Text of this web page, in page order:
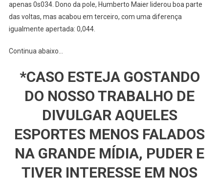
apenas 0s034. Dono da pole, Humberto Maier liderou boa parte
das voltas, mas acabou em terceiro, com uma diferença
igualmente apertada: 0,044.
Continua abaixo…
*CASO ESTEJA GOSTANDO
DO NOSSO TRABALHO DE
DIVULGAR AQUELES
ESPORTES MENOS FALADOS
NA GRANDE MÍDIA, PUDER E
TIVER INTERESSE EM NOS